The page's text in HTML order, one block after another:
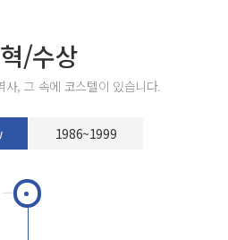
/수상
사, 그 속에 코스텔이 있습니다.
1986~1999